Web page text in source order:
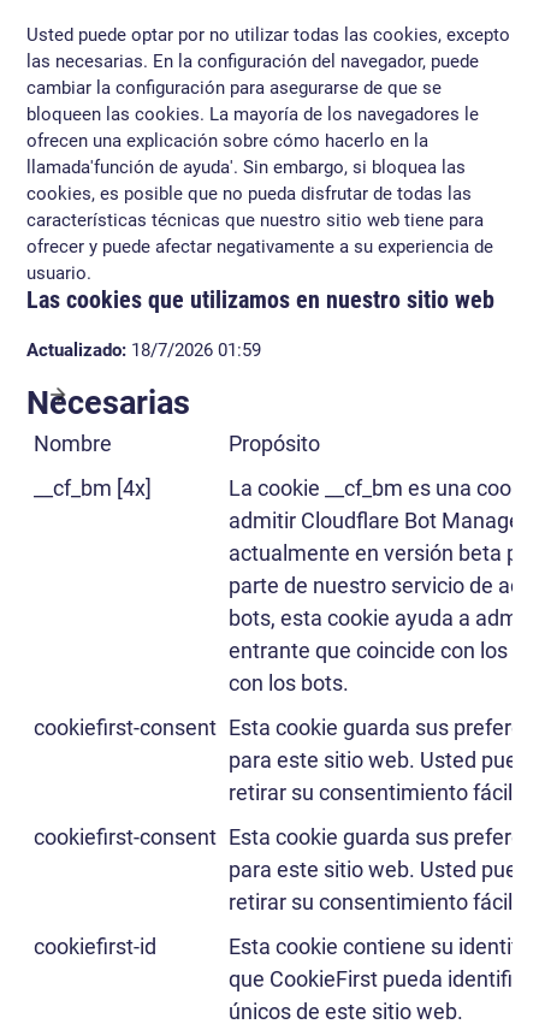
Usted puede optar por no utilizar todas las cookies, excepto
las necesarias. En la configuración del navegador, puede
cambiar la configuración para asegurarse de que se
bloqueen las cookies. La mayoría de los navegadores le
ofrecen una explicación sobre cómo hacerlo en la
llamada'función de ayuda'. Sin embargo, si bloquea las
cookies, es posible que no pueda disfrutar de todas las
características técnicas que nuestro sitio web tiene para
ofrecer y puede afectar negativamente a su experiencia de
usuario.
Las cookies que utilizamos en nuestro sitio web
Actualizado: 18/7/2026 01:59
Necesarias
Nombre
Propósito
__cf_bm [4x]
La cookie __cf_bm es una
admitir Cloudflare Bot
actualmente en versión beta
parte de nuestro servicio de
bots, esta cookie ayuda a
entrante que coincide con los
con los bots.
cookiefirst-consent Esta cookie guarda sus
para este sitio web. Usted
retirar su consentimiento
cookiefirst-consent Esta cookie guarda sus
para este sitio web. Usted
retirar su consentimiento
cookiefirst-id
Esta cookie contiene su
que CookieFirst pueda
únicos de este sitio web.